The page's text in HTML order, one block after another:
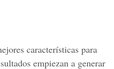
características para
empiezan a generar